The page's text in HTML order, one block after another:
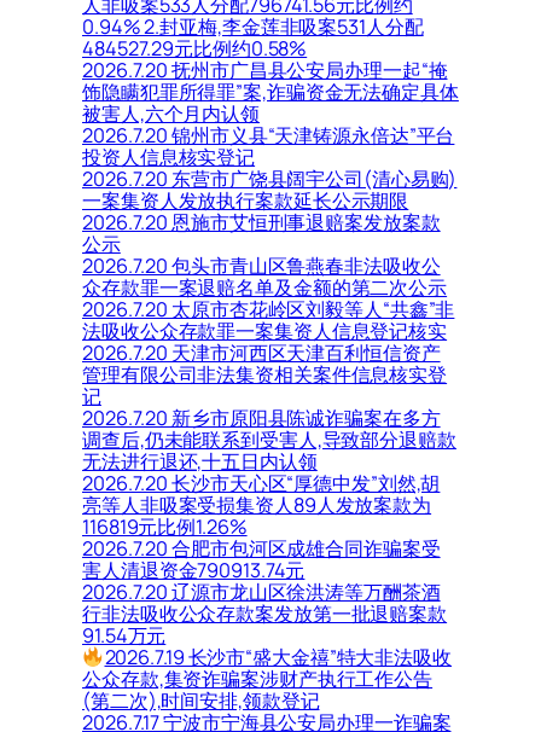
0.94% 2.封亚梅,李金莲非吸案531人分配
484527.29元比例约0.58%
2026.7.20 抚州市广昌县公安局办理一起“掩
饰隐瞒犯罪所得罪”案,诈骗资金无法确定具体
被害人,六个月内认领
2026.7.20 锦州市义县“天津铸源永倍达”平台
投资人信息核实登记
2026.7.20 东营市广饶县阔宇公司(清心易购)
一案集资人发放执行案款延长公示期限
2026.7.20 恩施市艾恒刑事退赔案发放案款
公示
2026.7.20 包头市青山区鲁燕春非法吸收公
众存款罪一案退赔名单及金额的第二次公示
2026.7.20 太原市杏花岭区刘毅等人“共鑫”非
法吸收公众存款罪一案集资人信息登记核实
2026.7.20 天津市河西区天津百利恒信资产
管理有限公司非法集资相关案件信息核实登
记
2026.7.20 新乡市原阳县陈诚诈骗案在多方
调查后,仍未能联系到受害人,导致部分退赔款
无法进行退还,十五日内认领
2026.7.20 长沙市天心区“厚德中发”刘然,胡
亮等人非吸案受损集资人89人发放案款为
116819元比例1.26%
2026.7.20 合肥市包河区成雄合同诈骗案受
害人清退资金790913.74元
2026.7.20 辽源市龙山区徐洪涛等万酬茶酒
行非法吸收公众存款案发放第一批退赔案款
91.54万元
2026.7.19 长沙市“盛大金禧”特大非法吸收
公众存款,集资诈骗案涉财产执行工作公告
(第二次),时间安排,领款登记
2026.7.17 宁波市宁海县公安局办理一诈骗案